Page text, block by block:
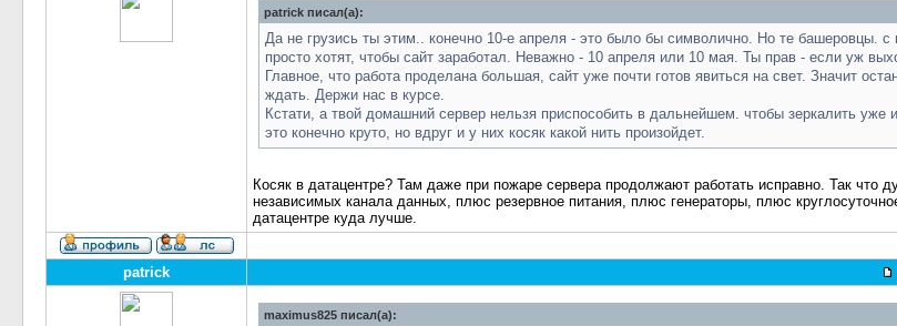
patrick писал(а):
Да не грузись ты этим.. конечно 10-е апреля - это было бы символично. Но те башеровцы.
просто хотят, чтобы сайт заработал. Неважно - 10 апреля или 10 мая. Ты прав - если уж
Главное, что работа проделана большая, сайт уже почти готов явиться на свет. Значит
ждать. Держи нас в курсе.
Кстати, а твой домашний сервер нельзя приспособить в дальнейшем. чтобы зеркалить
это конечно круто, но вдруг и у них косяк какой нить произойдет.
Косяк в датацентре? Там даже при пожаре сервера продолжают работать исправно. Так
независимых канала данных, плюс резервное питания, плюс генераторы, плюс
датацентре куда лучше.
patrick
maximus825 писал(а):